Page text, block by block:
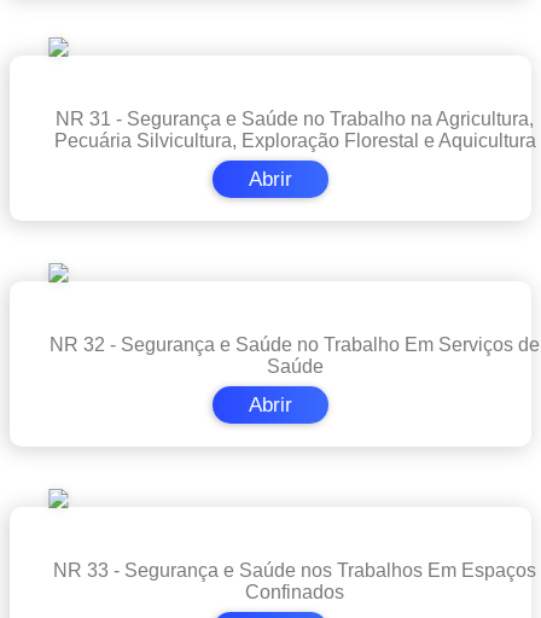
NR 31 - Segurança e Saúde no Trabalho na Agricultura,
Pecuária Silvicultura, Exploração Florestal e Aquicultura
Abrir
NR 32 - Segurança e Saúde no Trabalho Em Serviços de
Saúde
Abrir
NR 33 - Segurança e Saúde nos Trabalhos Em Espaços
Confinados